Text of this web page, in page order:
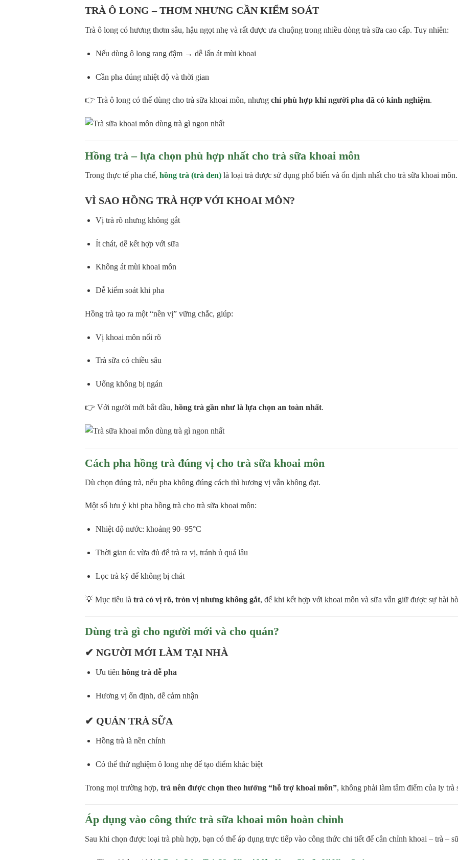
TRÀ Ô LONG – THƠM NHƯNG CẦN KIỂM SOÁT
Trà ô long có hương thơm sâu, hậu ngọt nhẹ và rất được ưa chuộng trong nhiều dòng trà sữa cao cấp. Tuy nhiên:
Nếu dùng ô long rang đậm → dễ lấn át mùi khoai
Cần pha đúng nhiệt độ và thời gian
👉 Trà ô long có thể dùng cho trà sữa khoai môn, nhưngchỉ phù hợp khi người pha đã có kinh nghiệm.
Hồng trà – lựa chọn phù hợp nhất cho trà sữa khoai môn
Trong thực tế pha chế,hồng trà (trà đen) là loại trà được sử dụng phổ biến và ổn định nhất cho trà sữa khoai môn.
VÌ SAO HỒNG TRÀ HỢP VỚI KHOAI MÔN?
Vị trà rõ nhưng không gắt
Ít chát, dễ kết hợp với sữa
Không át mùi khoai môn
Dễ kiểm soát khi pha
Hồng trà tạo ra một “nền vị” vững chắc, giúp:
Vị khoai môn nổi rõ
Trà sữa có chiều sâu
Uống không bị ngán
👉 Với người mới bắt đầu,hồng trà gần như là lựa chọn an toàn nhất.
Cách pha hồng trà đúng vị cho trà sữa khoai môn
Dù chọn đúng trà, nếu pha không đúng cách thì hương vị vẫn không đạt.
Một số lưu ý khi pha hồng trà cho trà sữa khoai môn:
Nhiệt độ nước: khoảng 90–95°C
Thời gian ủ: vừa đủ để trà ra vị, tránh ủ quá lâu
Lọc trà kỹ để không bị chát
💡 Mục tiêu làtrà có vị rõ, tròn vị nhưng không gắt, để khi kết hợp với khoai môn và sữa vẫn giữ được sự hài
Dùng trà gì cho người mới và cho quán?
✔NGƯỜI MỚI LÀM TẠI NHÀ
Ưu tiên hồng trà dễ pha
Hương vị ổn định, dễ cảm nhận
✔ QUÁN TRÀ SỮA
Hồng trà là nền chính
Có thể thử nghiệm ô long nhẹ để tạo điểm khác biệt
Trong mọi trường hợp,trà nên được chọn theo hướng “hỗ trợ khoai môn”, không phải làm tâm điểm của ly trà
Áp dụng vào công thức trà sữa khoai môn hoàn chỉnh
Sau khi chọn được loại trà phù hợp, bạn có thể áp dụng trực tiếp vào công thức chi tiết để cân chỉnh khoai – trà –